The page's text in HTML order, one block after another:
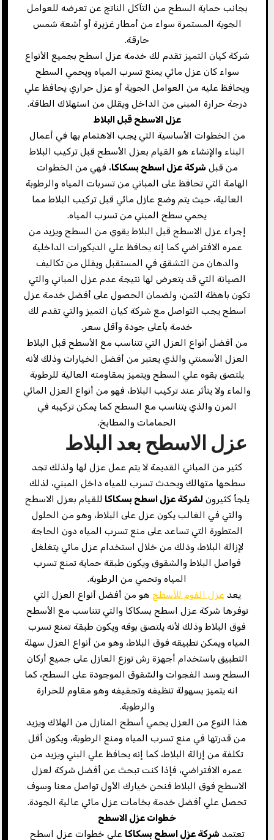
بجانب حماية السطح من التآكل الناتج عن تعرضه للعوامل
الجوية المستمرة سواء من أمطار غزيرة أو أشعة شمس
حارقة.
شركة كيان التميز تقدم لك خدمة عزل اسطح بجميع الأنواع
سواء كان عزل مائي يمنع تسرب المياه ويحمي السطح
ويحافظ عليه من العوامل الجوية أو عزل حراري يحافظ علي
درجة حرارة المبنى من الداخل ويقلل من استهلاك الطاقة.
عزل الاسطح قبل البلاط
من الخطوات الأساسية التي يجب الاهتمام بها في أعمال
البناء والإنشاء هو القيام بعزل الأسطح قبل تركيب البلاط
من قبل شركة عزل اسطح بسكاكا، فهي من الخطوات
الهامة التي تحافظ على المباني من تسربات المياه والرطوبة
العالية، حيث يتم وضع عازل مائي قبل تركيب البلاط مما
يحمي سطح المبني من تسرب المياه.
إجراء عزل الاسطح قبل البلاط يقوي من السطح ويزيد من
عمره الافتراضي كما إنه يحافظ علي الديكورات الداخلية
والدهان من التشقق في المستقبل ويقلل من تكاليف
الصيانة التي قد يتعرض لها نتيجة عدم عزل المباني والتي
تكون باهظة الثمن، ولضمان الحصول على أفضل خدمة عزل
اسطح يجب التواصل مع شركة كيان التميز والتي تقدم لك
خدمة بأعلى جودة وأقل سعر.
من أفضل أنواع العزل التي تتناسب مع الأسطح قبل البلاط
العزل الأسمنتي والذي يعتبر من أفضل الخيارات وذلك لأنه
يلتصق بقوه علي السطح ويتميز بمقاومته العالية للرطوبة
والماء ولا يتأثر عند تركيب البلاط، فهو من أنواع العزل المائي
المرن والذي يتناسب مع السطح كما يمكن تركيبه في
الحمامات والمطابخ.
عزل الاسطح بعد البلاط
كثير من المباني القديمة لا يتم عمل عزل لها ولذلك تجد
سطحها متهالك ويحدث تسرب للمياه داخل المبني، لذلك
يلجأ كثيرون لشركة عزل اسطح بسكاكا للقيام بعزل الاسطح
والتي في الغالب يكون عزل على البلاط، وهو من الحلول
المتطورة التي تساعد على منع تسرب المياه دون الحاجة
لإزالة البلاط، وذلك من خلال استخدام عزل مائي يتغلغل
فواصل البلاط والشقوق ويكون طبقة حماية تمنع تسرب
المياه وتحمي من الرطوبة.
يعدعزل الفوم للأسطح هو من أفضل أنواع العزل التي
توفرها شركة عزل اسطح بسكاكا والتي تتناسب مع الأسطح
فوق البلاط وذلك لأنه يلتصق بوقه ويكون طبقة تمنع تسرب
المياه ويمكن تطبيقه فوق البلاط، وهو من أنواع العزل سهلة
التطبيق باستخدام أجهزة رش توزع العازل على جميع أركان
السطح وسد الفجوات والشقوق الموجودة على السطح، كما
انه يتميز بسهولة تنظيفه وتجفيفه وهو مقاوم للحرارة
والرطوبة.
هذا النوع من العزل يحمي أسطح المنازل من الهلاك ويزيد
من قدرتها في منع تسرب المياه ومنع الرطوبة، ويكون أقل
تكلفة من إزالة البلاط، كما إنه يحافظ علي البني ويزيد من
عمره الافتراضي، فإذا كنت تبحث عن أفضل شركة لعزل
الاسطح فوق البلاط فنحن خيارك الأول تواصل معنا وسوف
تحصل علي أفضل خدمة بخامات عزل مائي عالية الجودة.
خطوات عزل الاسطح
تعتمد شركة عزل اسطح بسكاكا علي خطوات عزل اسطح